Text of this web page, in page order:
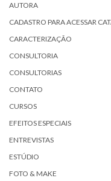
AUTORA
CADASTRO PARA ACESSAR
CARACTERIZAÇÃO
CONSULTORIA
CONSULTORIAS
CONTATO
CURSOS
EFEITOS ESPECIAIS
ENTREVISTAS
ESTÚDIO
FOTO & MAKE